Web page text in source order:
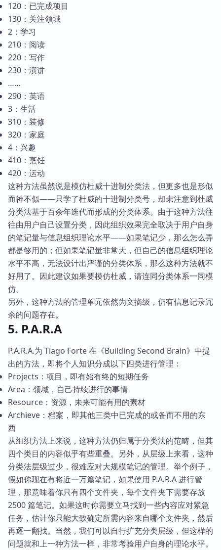
120：已完成项目
130：关注领域
2：学习
210：阅读
220：写作
230：演讲
……
290：英语
3：生活
310：装修
320：家庭
4：兴趣
410：烹饪
420：运动
这种方法虽然说是模仿杜威十进制分类法，但更多也是形似
而神不似——只学了杜威的十进制分类号，却未注意到杜威
分类法基于百余年迭代而形成的分类体系。由于这种方法往
往由用户自己设置分类，因此组织效果完全取决于用户自身
的笔记量与信息组织理论水平——如果笔记少，那么怎么弄
都是够用的；但如果笔记量非常大，但自己的信息组织理论
水平不高，无法设计出严谨的分类体系，那么这种方法就不
好用了。因此建议如果要模仿杜威，请连同分类体系一同模
仿。
另外，这种方法的管理单元依然为文摘级，仍有信息记录冗
余的问题存在。
5. P.A.R.A
P.A.R.A.为 Tiago Forte 在《Building Second Brain》中提
出的方法，即将个人知识分成以下四类进行管理：
Projects：项目，即有始有终的短期任务
Area：领域，自己持续进行的事情
Resource：资源，未来可能有用的素材
Archieve：档案，即其他三类中已完成的或备而不用的东
西
从组织方法上来说，这种方法仍归属于分类法的范畴，但其
四个类目的内容似乎有些重叠。另外，从层级上来看，这种
分类法层级过少，很难应对大规模笔记的管理。举个例子，
假如你现在有将近一万篇笔记，如果使用 P.A.R.A 进行管
理，那意味着你只有四个文件夹，每个文件夹下需要存放
2500 篇笔记。如果这时你需要立马找到一些内容应对紧急
任务，估计你只能大致确定所需内容来自哪个文件夹，然后
再逐一翻找。当然，我们可以自行扩充分类层级，但这样的
问题就和上一种方法一样，非常考验用户自身的理论水平。